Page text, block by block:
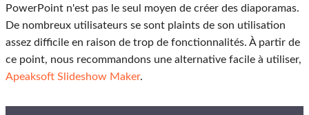
PowerPoint n'est pas le seul moyen de créer des diaporamas.
De nombreux utilisateurs se sont plaints de son utilisation
assez difficile en raison de trop de fonctionnalités. À partir de
ce point, nous recommandons une alternative facile à utiliser,
Apeaksoft Slideshow Maker.